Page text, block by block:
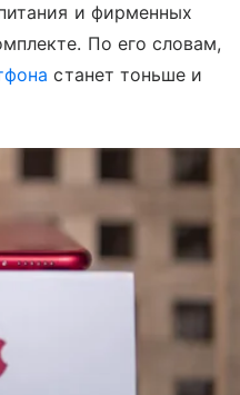
и фирменных
По его словам,
станет тоньше и